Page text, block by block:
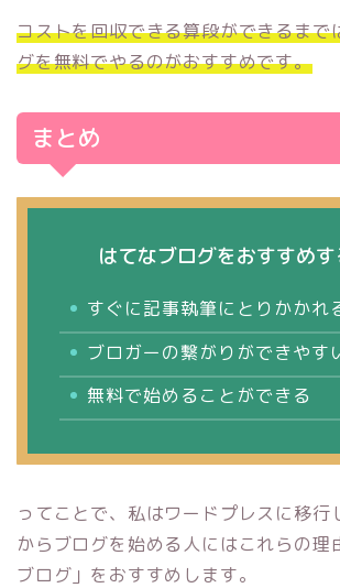
コストを回収できる算段ができるまで
グを無料でやるのがおすすめです。
まとめ
はてなブログをおすすめ
すぐに記事執筆にとりかかれ
ブロガーの繋がりができやす
無料で始めることができる
ってことで、私はワードプレスに移行
からブログを始める人にはこれらの理
ブログ」をおすすめします。